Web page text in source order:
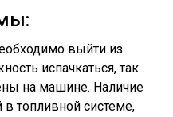
выйти из
испачкаться, так
на машине. Наличие
топливной системе,